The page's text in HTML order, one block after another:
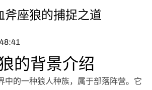
斧座狼的捕捉之道
的背景介绍
中的一种狼人种族，属于部落阵营。它